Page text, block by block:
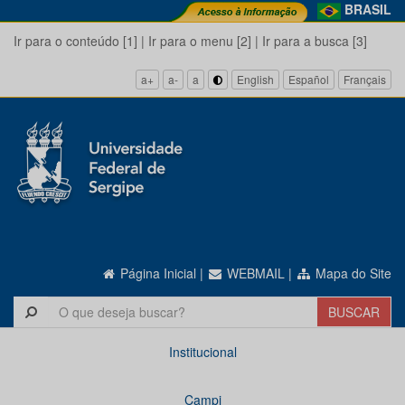
BRASIL
Ir para o conteúdo [1] | Ir para o menu [2] | Ir para a busca [3]
a+ a- a English Español Français
Página Inicial | WEBMAIL | Mapa do Site
Institucional
Campi